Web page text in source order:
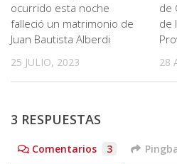
ocurrido esta noche
falleció un matrimonio de
Juan Bautista Alberdi
25 JULIO, 2023
de
de
28
3 RESPUESTAS
Comentarios 3